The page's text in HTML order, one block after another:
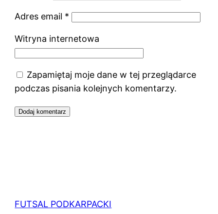
Adres email *
Witryna internetowa
Zapamiętaj moje dane w tej przeglądarce
podczas pisania kolejnych komentarzy.
FUTSAL PODKARPACKI